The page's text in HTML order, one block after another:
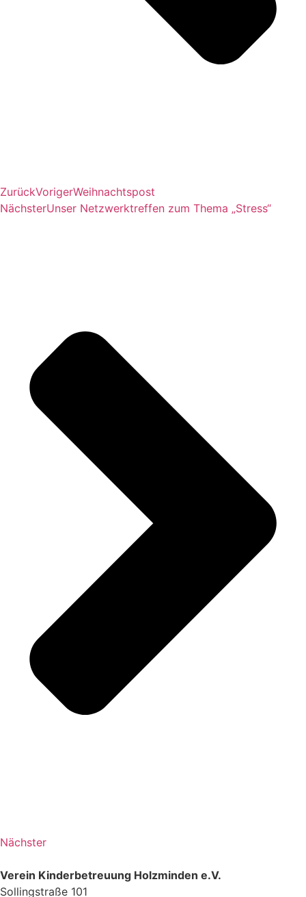
ZurückVorigerWeihnachtspost
NächsterUnser Netzwerktreffen zum Thema „Stress“
Nächster
Verein Kinderbetreuung Holzminden e.V.
Sollingstraße 101